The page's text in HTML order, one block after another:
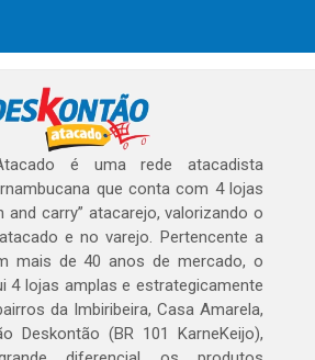
é uma rede atacadista
que conta com 4 lojas
and carry” atacarejo, valorizando o
e no varejo. Pertencente a
mais de 40 anos de mercado, o
4 lojas amplas e estrategicamente
da Imbiribeira, Casa Amarela,
Deskontão (BR 101 KarneKeijo),